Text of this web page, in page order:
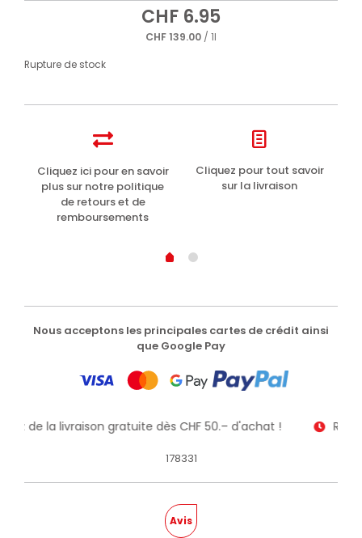
CHF 6.95
CHF139.00 / 1l
Rupture de stock
Cliquez ici pour en savoir
plus sur notre politique
de retours et de
remboursements
Cliquez pour tout savoir
sur la livraison
Nous acceptons les principales cartes de crédit ainsi
que Google Pay
de la livraison gratuite dès CHF 50.– d'achat !
178331
Avis